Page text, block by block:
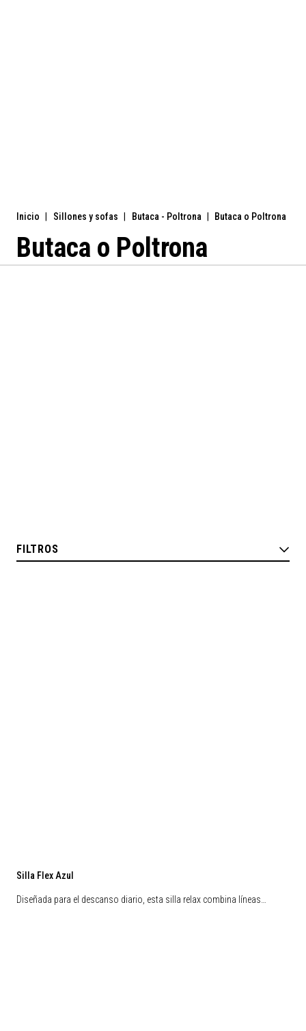
Inicio Sillones y sofas Butaca - Poltrona Butaca o Poltrona
Butaca o Poltrona
FILTROS
Silla Flex Azul
Diseñada para el descanso diario, esta silla relax combina líneas…